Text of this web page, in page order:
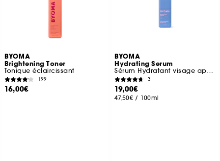
BYOMA
Brightening Toner
Tonique éclaircissant
199
16,00€
BYOMA
Hydrating Serum
Sérum Hydratant visage apaisant
3
19,00€
47,50€ / 100ml